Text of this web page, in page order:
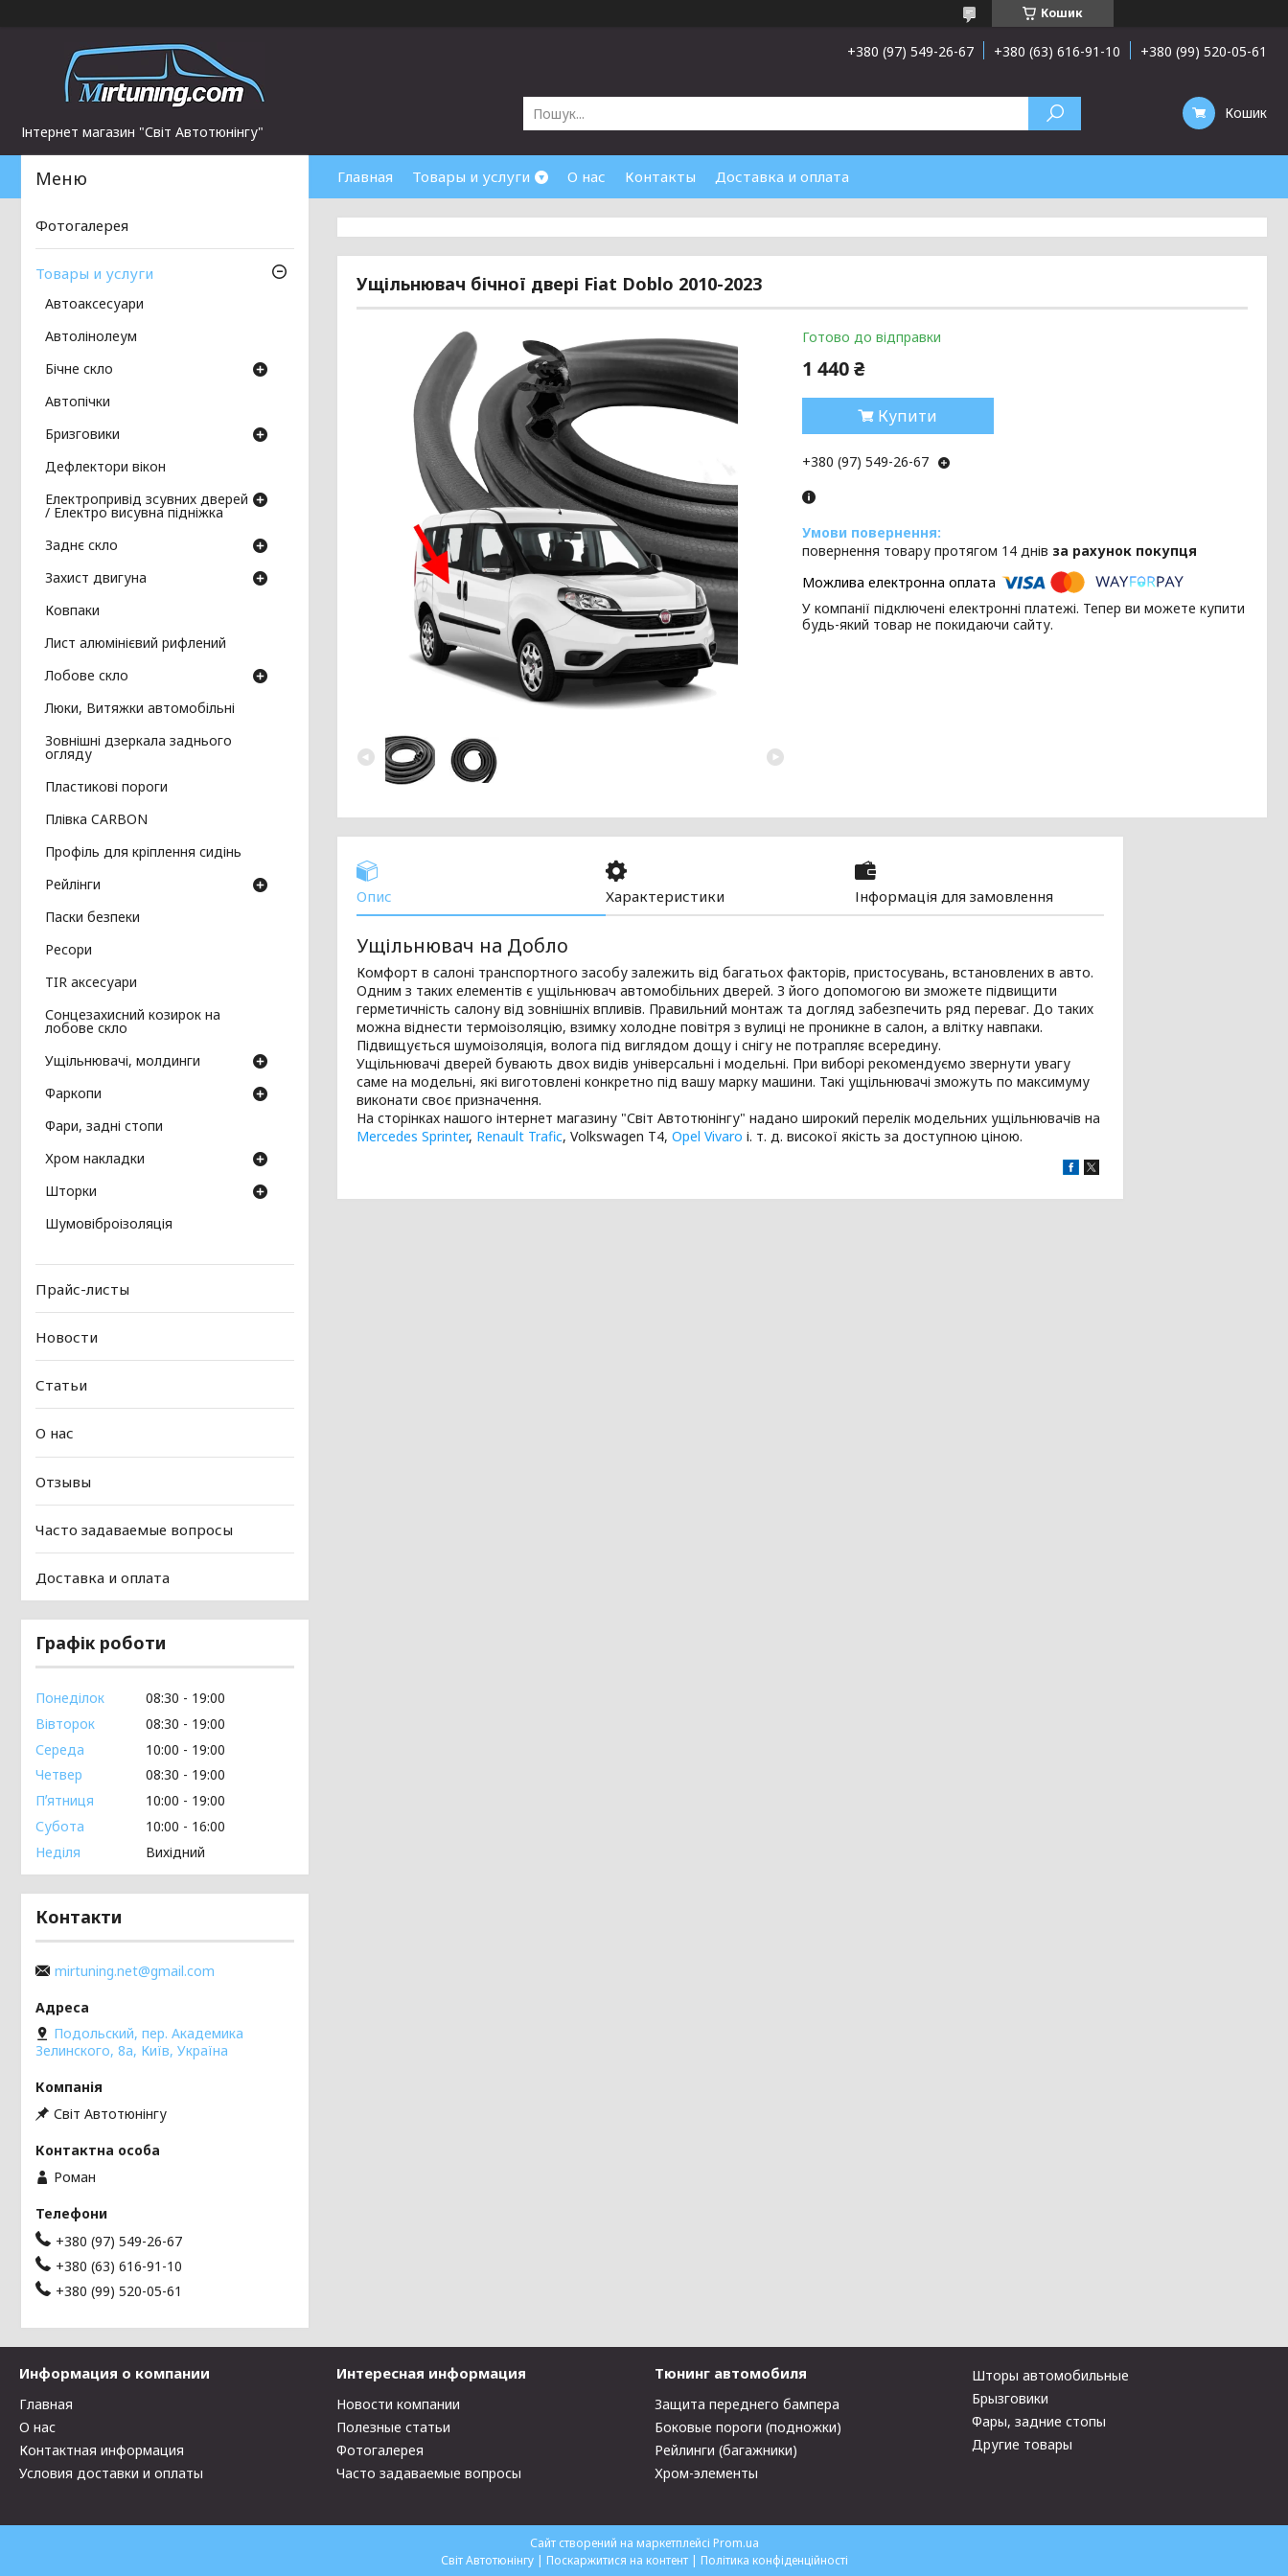
Кошик
Інтернет магазин "Світ Автотюнінгу"
+380 (97) 549-26-67 +380 (63) 616-91-10 +380 (99) 520-05-61
Кошик
Главная Товары и услуги О нас Контакты Доставка и оплата
Ущільнювач бічної двері Fiat Doblo 2010-2023
Готово до відправки
1 440 ₴
Купити
+380 (97) 549-26-67
повернення товару протягом 14 днів за рахунок покупця
У компанії підключені електронні платежі. Тепер ви можете купити
будь-який товар не покидаючи сайту.
Опис Характеристики Інформація для замовлення
Ущільнювач на Добло
Комфорт в салоні транспортного засобу залежить від багатьох факторів, пристосувань, встановлених в авто.
Одним з таких елементів є ущільнювач автомобільних дверей. З його допомогою ви зможете підвищити
герметичність салону від зовнішніх впливів. Правильний монтаж та догляд забезпечить ряд переваг. До таких
можна віднести термоізоляцію, взимку холодне повітря з вулиці не проникне в салон, а влітку навпаки.
Підвищується шумоізоляція, волога під виглядом дощу і снігу не потрапляє всередину.
Ущільнювачі дверей бувають двох видів універсальні і модельні. При виборі рекомендуємо звернути увагу
саме на модельні, які виготовлені конкретно під вашу марку машини. Такі ущільнювачі зможуть по максимуму
виконати своє призначення.
На сторінках нашого інтернет магазину "Світ Автотюнінгу" надано широкий перелік модельних ущільнювачів на
Mercedes Sprinter, Renault Trafic, Volkswagen T4, Opel Vivaro і. т. д. високої якість за доступною ціною.
Фотогалерея
Товары и услуги
Автоаксесуари
Автолінолеум
Бічне скло
Автопічки
Бризговики
Дефлектори вікон
Електропривід зсувних дверей
/ Електро висувна підніжка
Заднє скло
Захист двигуна
Ковпаки
Лист алюмінієвий рифлений
Лобове скло
Люки, Витяжки автомобільні
Зовнішні дзеркала заднього
огляду
Пластикові пороги
Плівка CARBON
Профіль для кріплення сидінь
Рейлінги
Паски безпеки
Ресори
TIR аксесуари
Сонцезахисний козирок на
лобове скло
Ущільнювачі, молдинги
Фаркопи
Фари, задні стопи
Хром накладки
Шторки
Шумовіброізоляція
Прайс-листы
Новости
Статьи
О нас
Отзывы
Часто задаваемые вопросы
Доставка и оплата
Графік роботи
Понеділок 08:30
19:00
Вівторок
08:30
19:00
Середа
10:00
19:00
Четвер
08:30
19:00
Пʼятниця
10:00
19:00
Субота
10:00
16:00
Неділя
Вихідний
Контакти
mirtuning.net@gmail.com
Подольский, пер. Академика
Зелинского, 8а, Київ, Україна
Світ Автотюнінгу
Роман
+380 (97) 549-26-67
+380 (63) 616-91-10
+380 (99) 520-05-61
Информация о компании
Главная
О нас
Контактная информация
Условия доставки и оплаты
Интересная информация
Новости компании
Полезные статьи
Фотогалерея
Часто задаваемые вопросы
Тюнинг автомобиля
Защита переднего бампера
Боковые пороги (подножки)
Рейлинги (багажники)
Хром-элементы
Шторы автомобильные
Брызговики
Фары, задние стопы
Другие товары
Сайт створений на маркетплейсі Prom.ua
Світ Автотюнінгу | Поскаржитися на контент | Політика конфіденційності